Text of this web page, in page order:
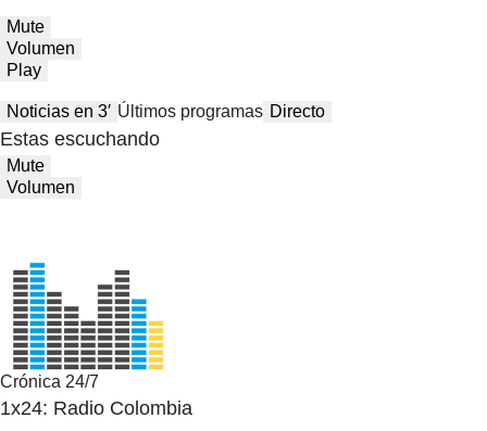
Mute
Volumen
Play
Noticias en 3′ Últimos programas Directo
Estas escuchando
Mute
Volumen
Crónica 24/7
1x24: Radio Colombia